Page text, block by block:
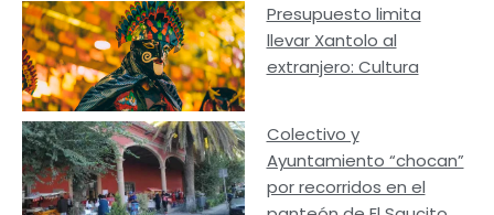
Presupuesto limita
llevar Xantolo al
extranjero: Cultura
Colectivo y
Ayuntamiento “chocan”
por recorridos en el